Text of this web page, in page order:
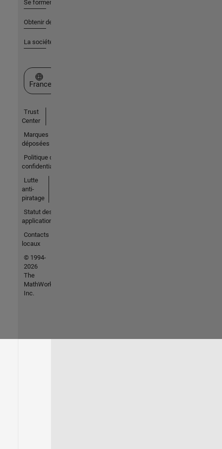
Se former
Obtenir de l'aide
La société
Sélectionner un site web
France
Trust
Center
Marques
déposées
Politique de
confidentialité
Lutte
anti-
piratage
Statut des
applications
Contacts
locaux
© 1994-
2026
The
MathWorks,
Inc.